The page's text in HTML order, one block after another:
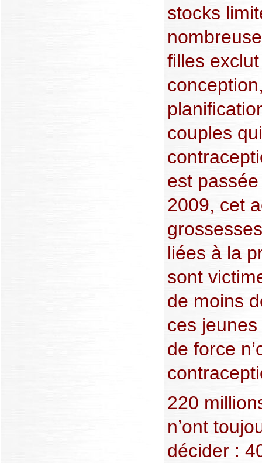
stocks
filles
couples
est
2009, cet
liées à la
sont
de moins
ces
de force
220
n’ont
décider :